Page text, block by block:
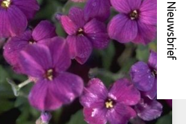
Nieuwsbrief